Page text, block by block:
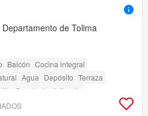
de Tolima
Balcón Cocina integral
Agua Depósito Terraza
Caseta de vigilancia